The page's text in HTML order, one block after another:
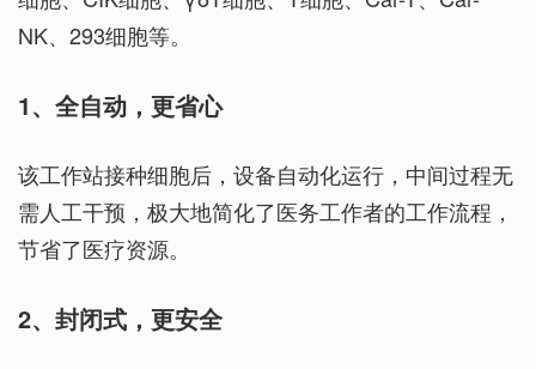
NK、293细胞等。
1、全自动，更省心
该工作站接种细胞后，设备自动化运行，中间过程无
需人工干预，极大地简化了医务工作者的工作流程，
节省了医疗资源。
2、封闭式，更安全